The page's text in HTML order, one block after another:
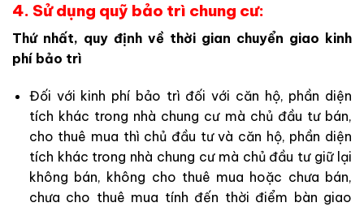
4. Sử dụng quỹ bảo trì chung cư:
Thứ nhất, quy định về thời gian chuyển giao kinh
phí bảo trì
Đối với kinh phí bảo trì đối với căn hộ, phần diện
tích khác trong nhà chung cư mà chủ đầu tư bán,
cho thuê mua thì chủ đầu tư và căn hộ, phần diện
tích khác trong nhà chung cư mà chủ đầu tư giữ lại
không bán, không cho thuê mua hoặc chưa bán,
chưa cho thuê mua tính đến thời điểm bàn giao